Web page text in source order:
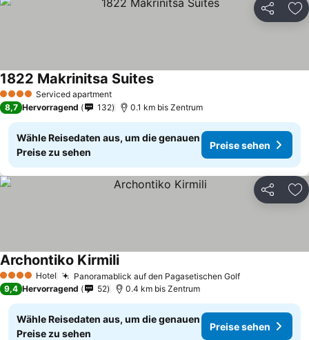
Teilen
4 Sterne Serviced apartment
1822 Makrinitsa Suites
8,7 Hervorragend 132 0.1 km bis Zentrum
Wähle Reisedaten aus, um die genauen
Preise zu sehen
Preise sehen
Teilen
4 Sterne Hotel Panoramablick auf den Pagasetischen Golf
Archontiko Kirmili
9,4 Hervorragend 52 0.4 km bis Zentrum
Wähle Reisedaten aus, um die genauen
Preise zu sehen
Preise sehen